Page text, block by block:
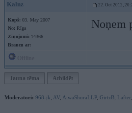
Kalnz 22. Oct 2012,
Kopš: 03. May 2007
No: Rīga
Ziņojumi: 14366
Braucu ar:
Noņem
Jauna tēma Atbildēt
Moderatori: 968-jk AV AiwaShuraLLP, GirtzB Lafter